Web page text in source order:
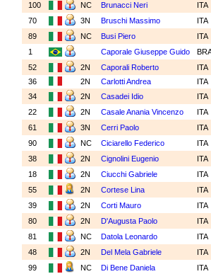
100
NC Brunacci Neri
ITA
70
3N Bruschi Massimo
ITA
89
NC Busi Piero
ITA
1
Caporale Giuseppe Guido
52
2N Caporali Roberto
ITA
36
2N Carlotti Andrea
ITA
34
2N Casadei Idio
ITA
22
2N Casale Anania Vincenzo
ITA
61
3N Cerri Paolo
ITA
90
NC Ciciarello Federico
ITA
38
2N Cignolini Eugenio
ITA
18
2N Ciucchi Gabriele
ITA
55
2N Cortese Lina
ITA
39
2N Corti Mauro
ITA
80
2N D'Augusta Paolo
ITA
81
NC Datola Leonardo
ITA
48
2N Del Mela Gabriele
ITA
99
NC Di Bene Daniela
ITA